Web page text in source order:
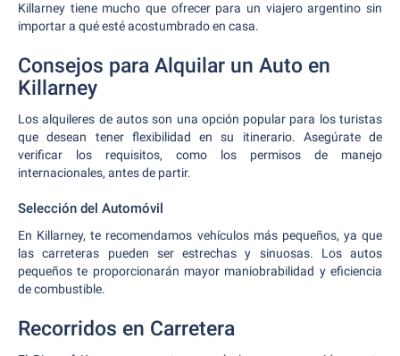
Killarney tiene mucho que ofrecer para un viajero argentino sin
importar a qué esté acostumbrado en casa.
Consejos para Alquilar un Auto en
Killarney
Los alquileres de autos son una opción popular para los turistas
que desean tener flexibilidad en su itinerario. Asegúrate de
verificar los requisitos, como los permisos de manejo
internacionales, antes de partir.
Selección del Automóvil
En Killarney, te recomendamos vehículos más pequeños, ya que
las carreteras pueden ser estrechas y sinuosas. Los autos
pequeños te proporcionarán mayor maniobrabilidad y eficiencia
de combustible.
Recorridos en Carretera